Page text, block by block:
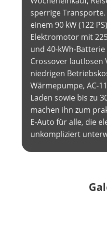
sperrige
einem 90 kW (122
Elektromotor mit
und 40-kWh-
Crossover
niedrigen
Wärmepumpe, AC-
Laden sowie bis zu
machen ihn zum
E-Auto für alle, die
unkompliziert